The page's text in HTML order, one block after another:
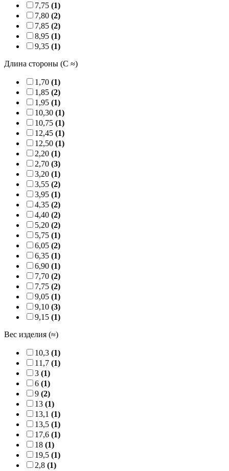
7,75 (1)
7,80 (2)
7,85 (2)
8,95 (1)
9,35 (1)
Длина стороны (C ≈)
1,70 (1)
1,85 (2)
1,95 (1)
10,30 (1)
10,75 (1)
12,45 (1)
12,50 (1)
2,20 (1)
2,70 (3)
3,20 (1)
3,55 (2)
3,95 (1)
4,35 (2)
4,40 (2)
5,20 (2)
5,75 (1)
6,05 (2)
6,35 (1)
6,90 (1)
7,70 (2)
7,75 (2)
9,05 (1)
9,10 (3)
9,15 (1)
Вес изделия (≈)
10,3 (1)
11,7 (1)
3 (1)
6 (1)
9 (2)
13 (1)
13,1 (1)
13,5 (1)
17,6 (1)
18 (1)
19,5 (1)
2,8 (1)